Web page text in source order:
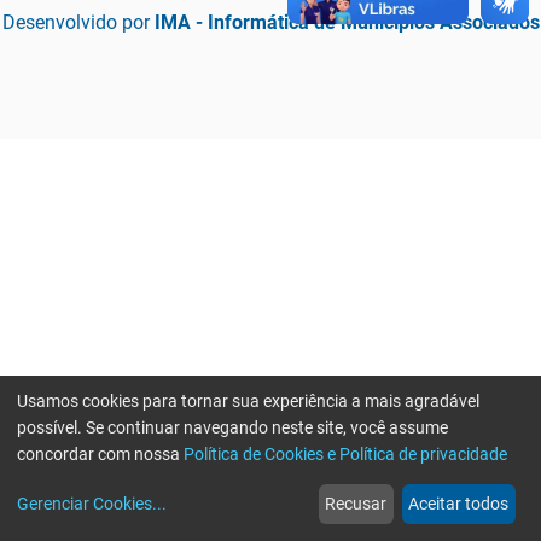
Desenvolvido por IMA - Informática de Municípios Associados
web
Notícias
more_horiz
Mais
Usamos cookies para tornar sua experiência a mais agradável
possível. Se continuar navegando neste site, você assume
concordar com nossa Política de Cookies e Política de privacidade
Gerenciar Cookies... Recusar Aceitar todos
Erro ao enviar informações, por favor tente novamente